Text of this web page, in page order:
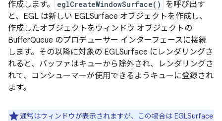
作成します。
eglCreateWindowSurface()
を呼び出す
と、EGL は新しい EGLSurface オブジェクトを作成し、
作成したオブジェクトをウィンドウ オブジェクトの
BufferQueue のプロデューサー インターフェースに接続
します。その以降に対象の EGLSurface にレンダリングさ
れると、バッファはキューから除外され、レンダリングさ
れて、コンシューマーが使用できるようキューに登録され
ます。
通常はウィンドウが表示されますが、この場合は EGLSurface